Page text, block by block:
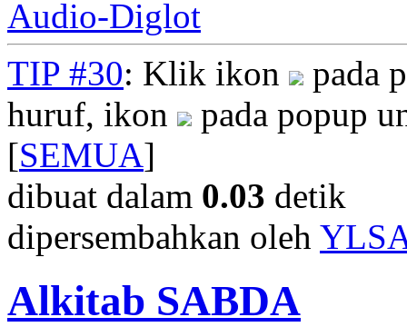
Audio-Diglot
TIP #30: Klik ikon
pada
huruf, ikon
pada popup
[SEMUA]
dibuat dalam 0.03 detik
dipersembahkan oleh
Alkitab SABDA